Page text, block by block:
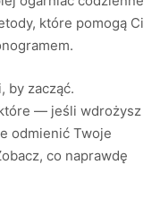
które pomogą Ci
by zacząć.
— jeśli wdrożysz
odmienić Twoje
co naprawdę